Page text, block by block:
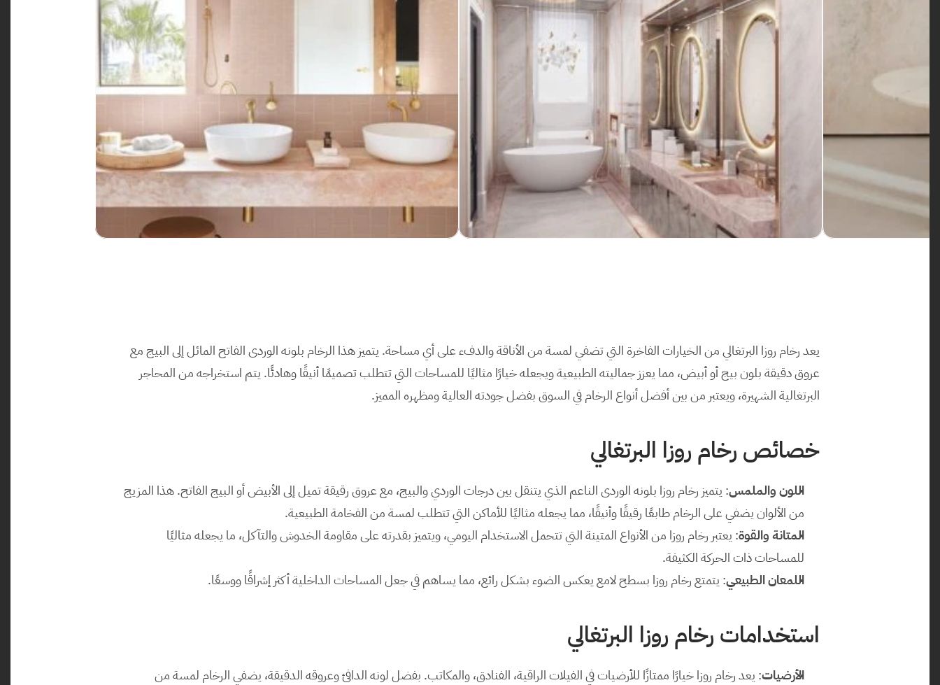
البرتغالية الشهيرة، ويعتبر من بين أفضل أنواع الرخام في السوق بفضل جودته العالية ومظهره المميز.
خصائص رخام روزا البرتغالي
اللون والملمس
من الألوان يضفي على الرخام طابعًا رقيقًا وأنيقًا، مما يجعله مثاليًا للأماكن التي تتطلب لمسة من الفخامة الطبيعية.
المتانة والقوة
للمساحات ذات الحركة الكثيفة.
اللمعان الطبيعي: يتمتع رخام روزا بسطح لامع يعكس الضوء بشكل رائع، مما يساهم في جعل المساحات الداخلية أكثر إشراقًا ووسعًا.
استخدامات رخام روزا البرتغالي
الأرضيات